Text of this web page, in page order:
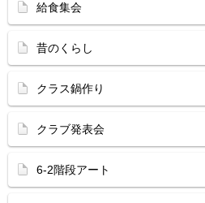
給食集会
昔のくらし
クラス鍋作り
クラブ発表会
6-2階段アート